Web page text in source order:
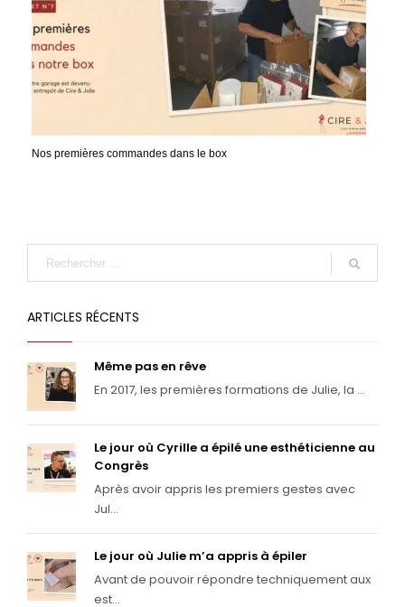
Nos premières commandes dans le box
ARTICLES RÉCENTS
Même pas en rêve
En 2017, les premières formations de Julie, la ...
Le jour où Cyrille a épilé une esthéticienne au
Congrès
Après avoir appris les premiers gestes avec
Jul...
Le jour où Julie m’a appris à épiler
Avant de pouvoir répondre techniquement aux
est...